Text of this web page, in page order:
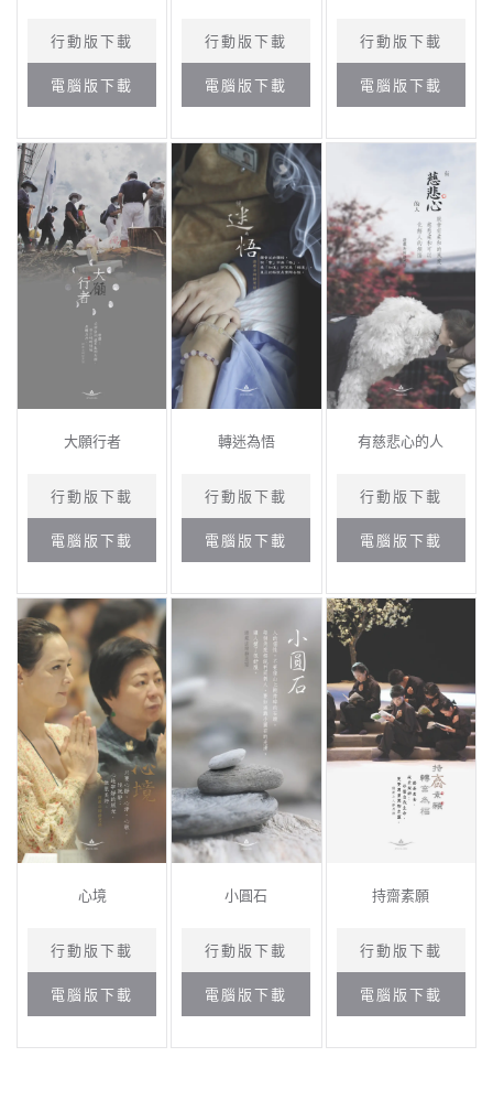
行動版下載
電腦版下載
行動版下載
電腦版下載
行動版下載
電腦版下載
大願行者
行動版下載
電腦版下載
轉迷為悟
行動版下載
電腦版下載
有慈悲心的人
行動版下載
電腦版下載
心境
行動版下載
電腦版下載
小圓石
行動版下載
電腦版下載
持齋素願
行動版下載
電腦版下載